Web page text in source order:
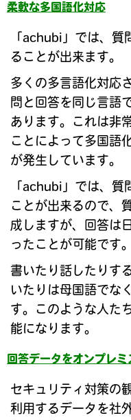
柔軟な多国語化対応
「achubi」では、質
ることが出来ます。
多くの多言語化対応
問と回答を同じ言語
あります。これは非
ことによって多国語
が発生しています。
「achubi」では、質
ことが出来るので、
成しますが、回答は
ったことが可能です。
書いたり話したりす
いたりは母国語でな
す。このような人た
能になります。
回答データをオンプレ
セキュリティ対策の
利用するデータを社